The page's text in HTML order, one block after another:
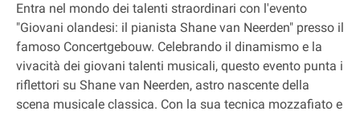
Entra nel mondo dei talenti straordinari con l'evento
"Giovani olandesi: il pianista Shane van Neerden" presso il
famoso Concertgebouw. Celebrando il dinamismo e la
vivacità dei giovani talenti musicali, questo evento punta i
riflettori su Shane van Neerden, astro nascente della
scena musicale classica. Con la sua tecnica mozzafiato e